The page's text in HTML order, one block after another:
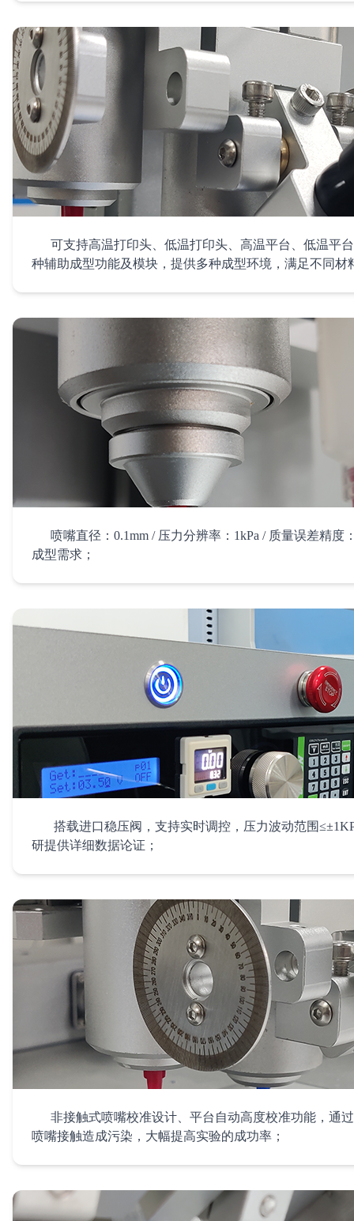
2. 成型尺寸大
3. 材料多样性
可支持高温打印头、低温打印头、高温平台、低温平
种辅助成型功能及模块，提供多种成型环境，满足不同材
喷嘴直径：0.1mm / 压力分辨率：1kPa / 质量误差精度
成型需求；
搭载进口稳压阀，支持实时调控，压力波动范围
研提供详细数据论证；
非接触式喷嘴校准设计、平台自动高度校准功能，通
喷嘴接触造成污染，大幅提高实验的成功率；